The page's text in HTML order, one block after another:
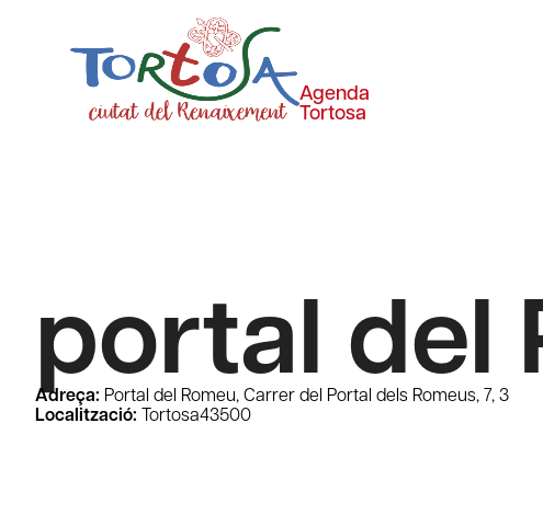
Agenda
Tortosa
portal del
Adreça: Portal del Romeu, Carrer del Portal dels Romeus, 7, 3
Localització: Tortosa43500